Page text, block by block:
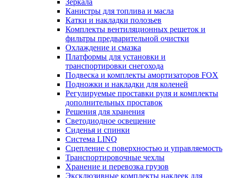
Канистры для топлива и масла
Катки и накладки полозьев
Комплекты вентиляционных решеток и
фильтры предварительной очистки
Охлаждение и смазка
Платформы для установки и
транспортировки снегохода
Подвеска и комплекты амортизаторов FOX
Подножки и накладки для коленей
Регулируемые проставки руля и комплекты
дополнительных проставок
Решения для хранения
Светодиодное освещение
Сиденья и спинки
Система LINQ
Сцепление с поверхностью и управляемость
Транспортировочные чехлы
Хранение и перевозка грузов
Эксклюзивные комплекты наклеек для